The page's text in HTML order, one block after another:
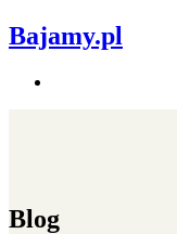
Bajamy.pl
Blog